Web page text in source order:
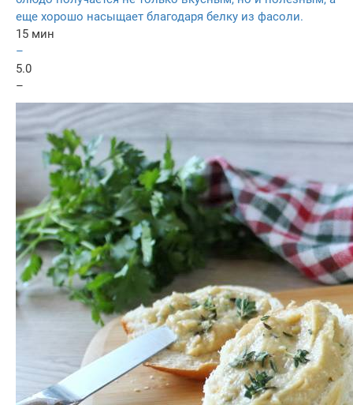
еще хорошо насыщает благодаря белку из фасоли.
15 мин
–
5.0
–